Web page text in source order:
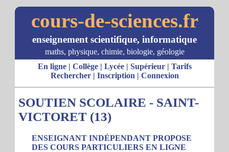
cours-de-sciences.fr
enseignement scientifique, informatique
maths, physique, chimie, biologie, géologie
En ligne| Collège| Lycée| Supérieur| Tarifs
Rechercher| Inscription | Connexion
SOUTIEN SCOLAIRE - SAINT-
VICTORET (13)
ENSEIGNANT INDÉPENDANT PROPOSE
DES COURS PARTICULIERS EN LIGNE